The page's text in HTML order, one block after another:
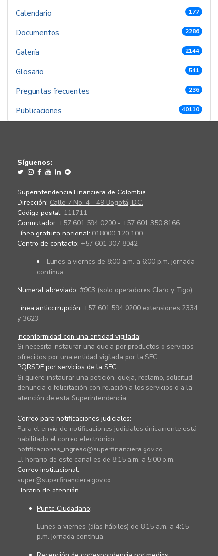
Calendario
177
Documentos 2286
Galería 2144
Glosario 541
Preguntas frecuentes 236
Publicaciones 40110
Síguenos:
Superintendencia Financiera de Colombia
Dirección: Calle 7 No. 4 - 49 Bogotá, D.C.
Código postal: 111711
Conmutador: +57 601 594 0200 - +57 601 350 8166
Línea gratuita nacional: 018000 120 100
Centro de contacto: +57 601 307 8042
Lunes a viernes de 8:00 a.m. a 6:00 p.m. jornada
continua.
Numeral abreviado: #903 (solo operadores Claro y Tigo)
Línea anticorrupción: +57 601 594 0200 extensiones 2334
y 3623
Inconformidad con una entidad vigilada:
Si necesita instaurar una queja por productos o servicios
ofrecidos por una entidad vigilada por la SFC.
PQRSDF por servicios de la SFC:
Si quiere instaurar una petición, queja, reclamo, solicitud,
denuncia o felicitación con relación a los servicios o a la
atención de esta Superintendencia.
Correo para notificaciones judiciales:
Para el envío de notificaciones judiciales únicamente está
habilitado el correo electrónico
notificaciones_ingreso@superfinanciera.gov.co
El horario de este canal es de 8:15 a.m. a 5:00 p.m.
Correo institucional:
super@superfinanciera.gov.co
Horario de atención
Punto Ciudadano:
Lunes a viernes (días hábiles) de 8:15 a.m. a 4:15
p.m. jornada continua